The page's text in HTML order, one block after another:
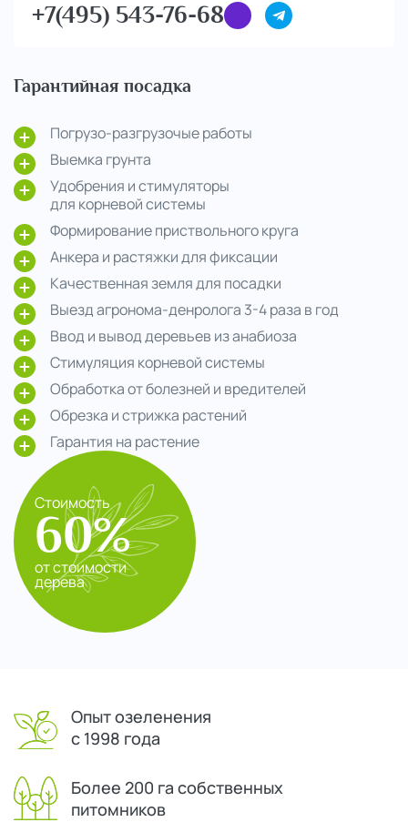
+7(495) 543-76-68
Гарантийная посадка
Погрузо-разгрузочые работы
Выемка грунта
Удобрения и стимуляторы
для корневой системы
Формирование приствольного круга
Анкера и растяжки для фиксации
Качественная земля для посадки
Выезд агронома-денролога 3-4 раза в год
Ввод и вывод деревьев из анабиоза
Стимуляция корневой системы
Обработка от болезней и вредителей
Обрезка и стрижка растений
Гарантия на растение
Стоимость
60%
от стоимости
дерева
Опыт озеленения
с 1998 года
Более 200 га собственных
питомников